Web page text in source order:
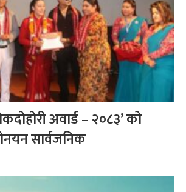
अवार्ड – २०८३’ को
सार्वजनिक